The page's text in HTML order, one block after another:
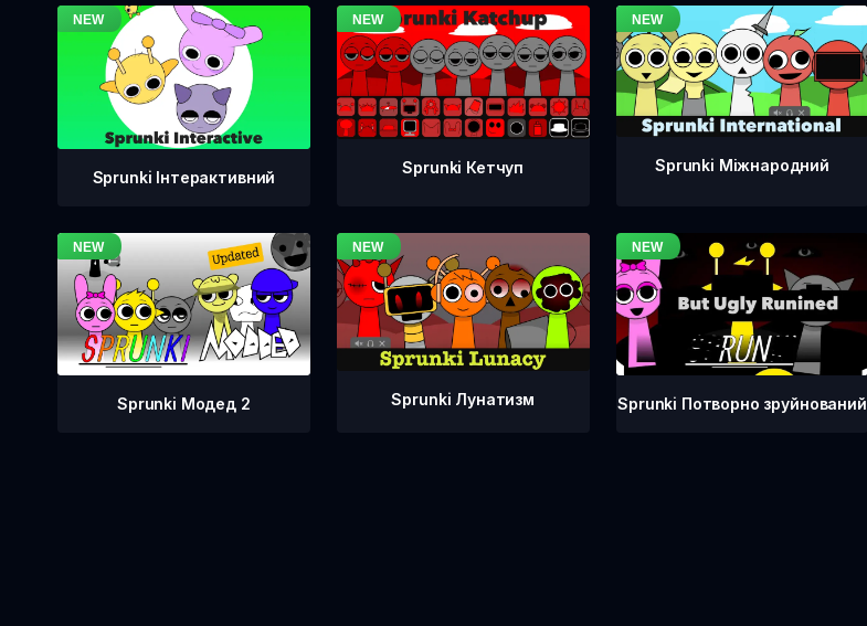
Sprunki Інтерактивний
Sprunki Кетчуп Sprunki Міжнародний
Sprunki Модед 2 Sprunki Лунатизм Sprunki Потворно зруйнований